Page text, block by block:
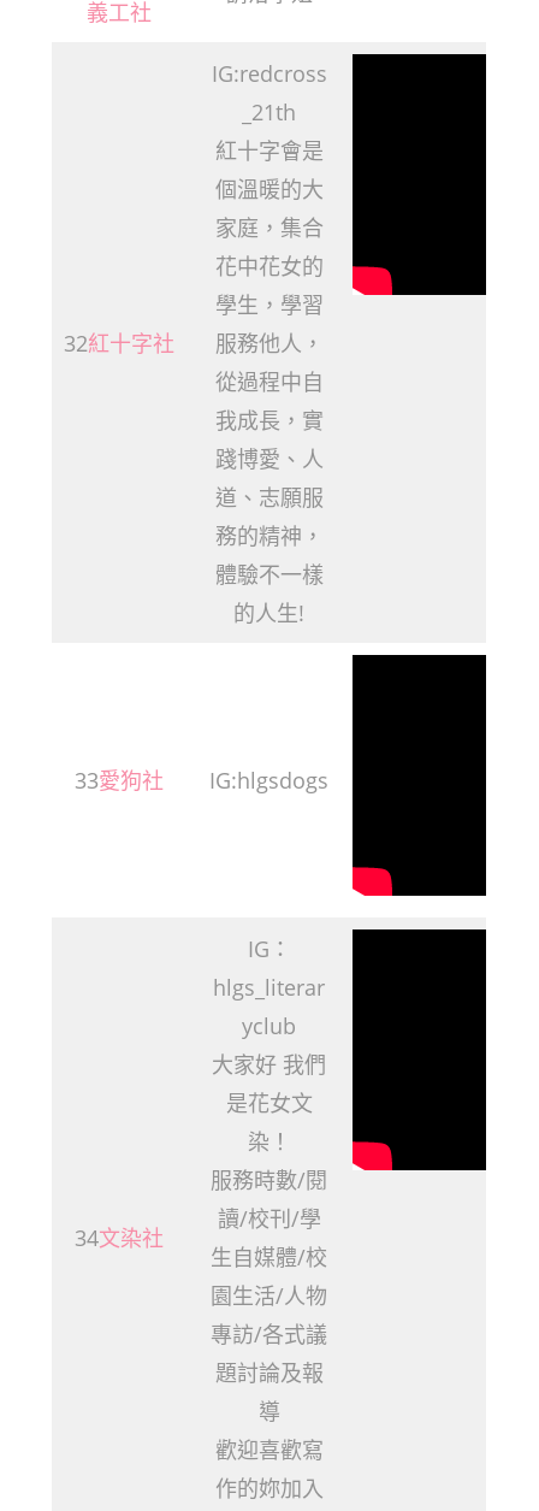
義工社
32紅十字社
IG:redcross
_21th
紅十字會是
個溫暖的大
家庭，集合
花中花女的
學生，學習
服務他人，
從過程中自
我成長，實
踐博愛、人
道、志願服
務的精神，
體驗不一樣
的人生!
33愛狗社 IG:hlgsdogs
34文染社
IG：
hlgs_literar
yclub
大家好 我們
是花女文
染！
服務時數/閱
讀/校刊/學
生自媒體/校
園生活/人物
專訪/各式議
題討論及報
導
歡迎喜歡寫
作的妳加入